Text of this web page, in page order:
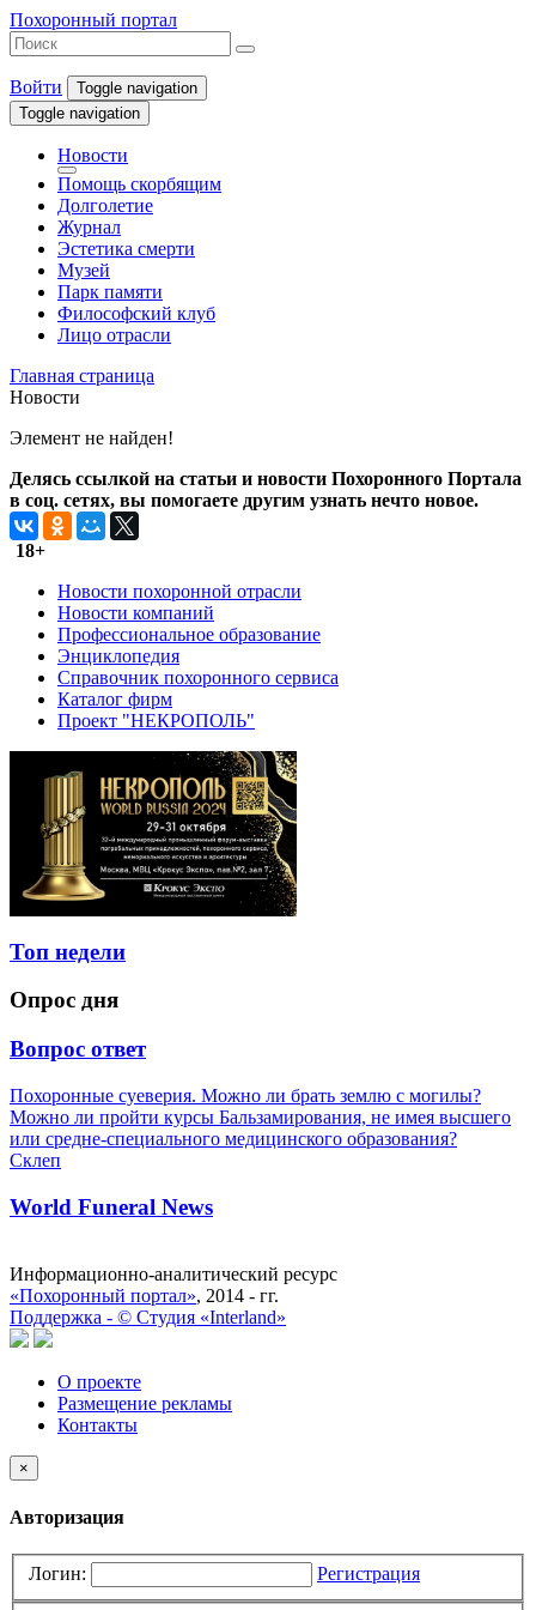
Похоронный портал
Войти
Toggle navigation
Toggle navigation
Новости
Помощь скорбящим
Долголетие
Журнал
Эстетика смерти
Музей
Парк памяти
Философский клуб
Лицо отрасли
Главная страница
Новости
Элемент не найден!
Делясь ссылкой на статьи и новости Похоронного Портала
в соц. сетях, вы помогаете другим узнать нечто новое.
18+
Новости похоронной отрасли
Новости компаний
Профессиональное образование
Энциклопедия
Справочник похоронного сервиса
Каталог фирм
Проект "НЕКРОПОЛЬ"
Топ недели
Опрос дня
Вопрос ответ
Похоронные суеверия. Можно ли брать землю с могилы?
Можно ли пройти курсы Бальзамирования, не имея высшего
или средне-специального медицинского образования?
Склеп
World Funeral News
Информационно-аналитический ресурс
«Похоронный портал», 2014 - гг.
Поддержка - © Cтудия «Interland»
О проекте
Размещение рекламы
Контакты
×
Авторизация
Логин: Регистрация